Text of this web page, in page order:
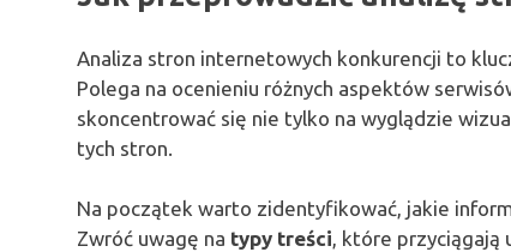
Analiza stron internetowych konkurencji to
Polega na ocenieniu różnych aspektów
skoncentrować się nie tylko na wyglądzie
tych stron.
Na początek warto zidentyfikować, jakie
Zwróć uwagę na typy treści, które przyciągają